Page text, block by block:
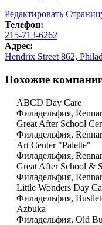
Редактировать
Телефон:
215-713-6262
Адрес:
Hendrix Street 862,
Похожие
ABCD Day Care
Филадельфия,
Great After School
Филадельфия,
Art Center "Palette"
Филадельфия,
Great After School &
Филадельфия,
Little Wonders Day
Филадельфия,
Azbuka
Филадельфия, Old